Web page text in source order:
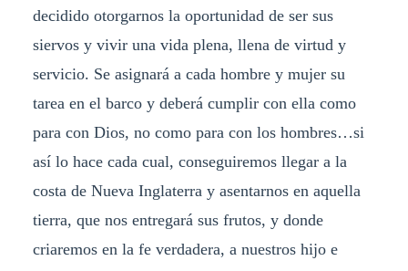
decidido otorgarnos la oportunidad de ser sus
siervos y vivir una vida plena, llena de virtud y
servicio. Se asignará a cada hombre y mujer su
tarea en el barco y deberá cumplir con ella como
para con Dios, no como para con los hombres…si
así lo hace cada cual, conseguiremos llegar a la
costa de Nueva Inglaterra y asentarnos en aquella
tierra, que nos entregará sus frutos, y donde
criaremos en la fe verdadera, a nuestros hijo e